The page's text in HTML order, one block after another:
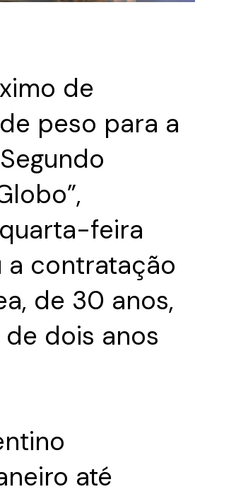
de
peso para a
feira
a contratação
de 30 anos,
dois anos
até